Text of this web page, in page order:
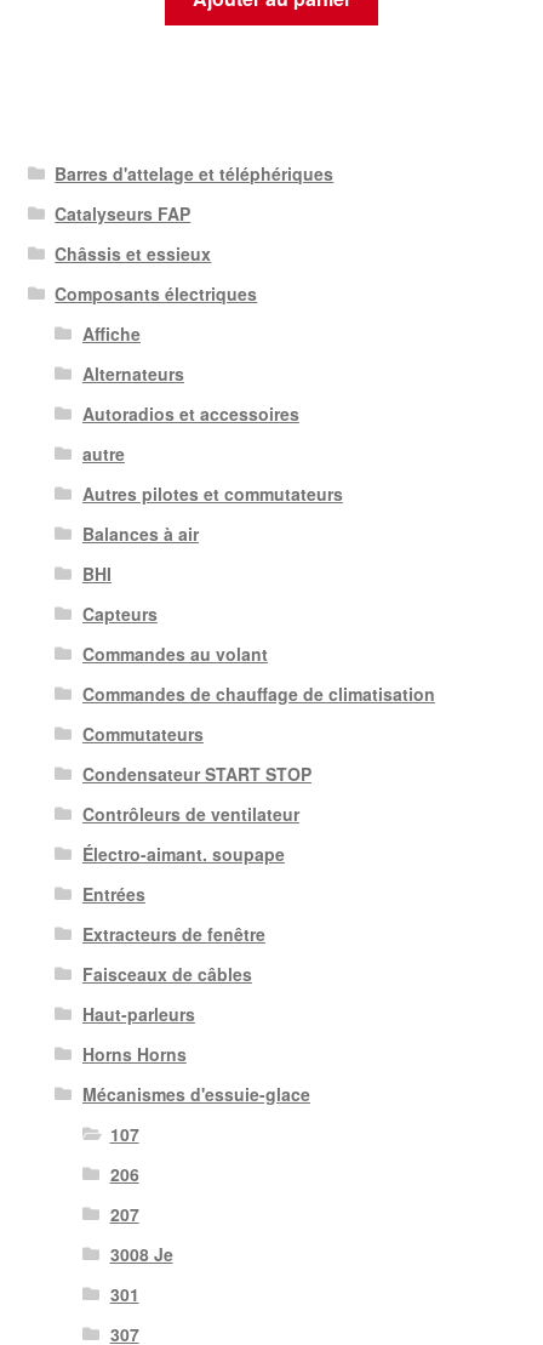
Barres d'attelage et téléphériques
Catalyseurs FAP
Châssis et essieux
Composants électriques
Affiche
Alternateurs
Autoradios et accessoires
autre
Autres pilotes et commutateurs
Balances à air
BHI
Capteurs
Commandes au volant
Commandes de chauffage de climatisation
Commutateurs
Condensateur START STOP
Contrôleurs de ventilateur
Électro-aimant. soupape
Entrées
Extracteurs de fenêtre
Faisceaux de câbles
Haut-parleurs
Horns Horns
Mécanismes d'essuie-glace
107
206
207
3008 Je
301
307